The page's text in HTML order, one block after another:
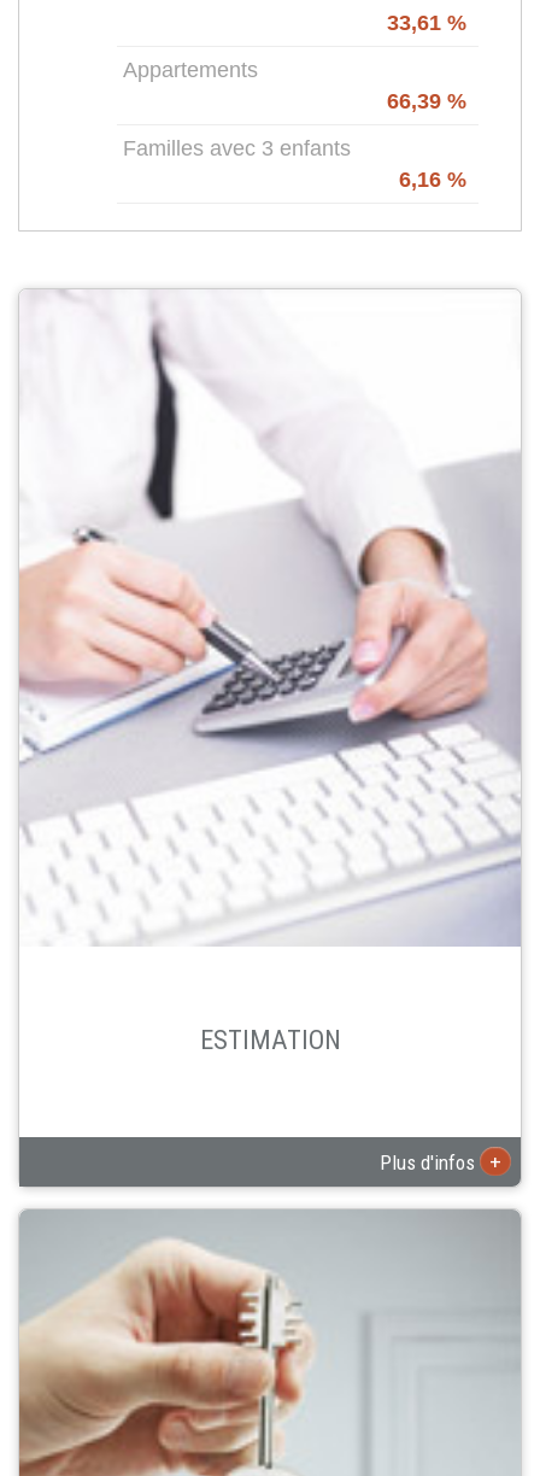
33,61 %
Appartements
66,39 %
Familles avec 3 enfants
6,16 %
ESTIMATION
Plus d'infos +